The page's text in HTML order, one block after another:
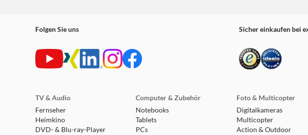
Soziale Features: Ein Kommunikationsraum für Freunde, der um Autos
VR Drive: Der Realismus des Cockpits
Folgen Sie uns Sicher einkaufen bei
TV & Audio
Fernseher
Heimkino
DVD- & Blu-ray-Player
Computer & Zubehör
Notebooks
Tablets
PCs
Foto & Multicopter
Digitalkameras
Multicopter
Action & Outdoor